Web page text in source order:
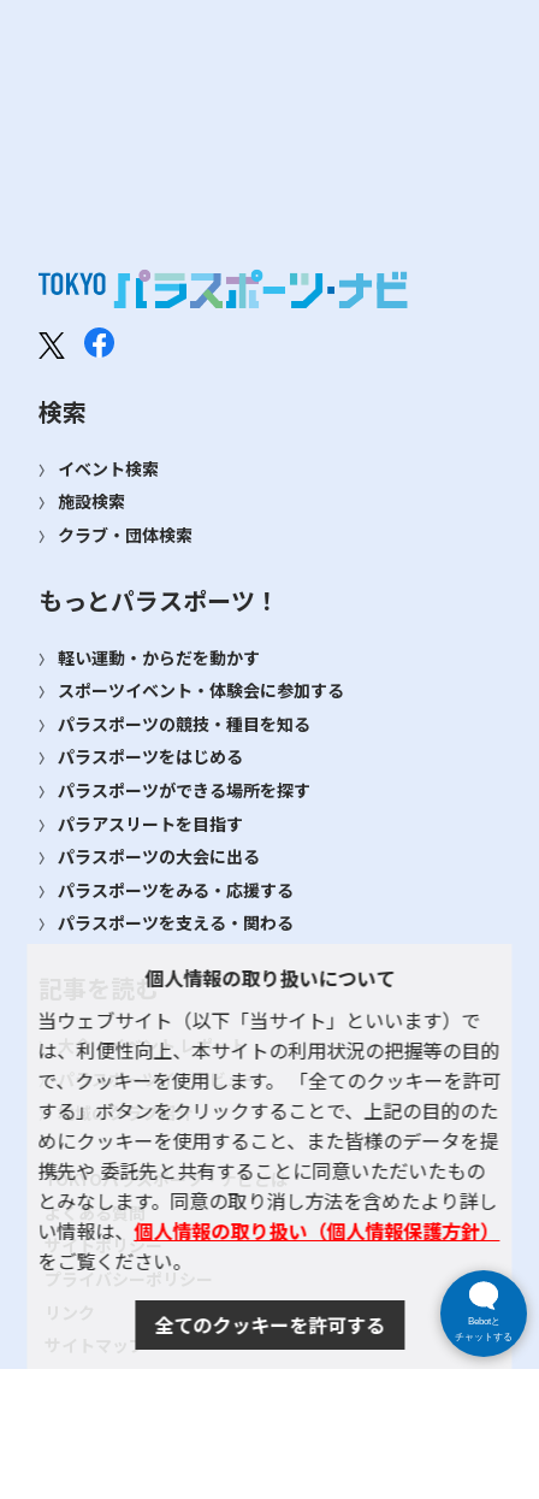
検索
イベント検索
施設検索
クラブ・団体検索
もっとパラスポーツ！
軽い運動・からだを動かす
スポーツイベント・体験会に参加する
パラスポーツの競技・種目を知る
パラスポーツをはじめる
パラスポーツができる場所を探す
パラアスリートを目指す
パラスポーツの大会に出る
パラスポーツをみる・応援する
パラスポーツを支える・関わる
記事を読む
大会・イベント レポート
パラスポーツインタビュー
地域のクラブ紹介
TOKYOパラスポーツ・ナビとは
よくある質問
サイトポリシー
サイトマップ
個人情報の取り扱いについて
当ウェブサイト（以下「当サイト」といいます）で
は、利便性向上、本サイトの利用状況の把握等の目的
で、クッキーを使用します。 「全てのクッキーを許可
する」ボタンをクリックすることで、上記の目的のた
めにクッキーを使用すること、また皆様のデータを提
携先や 委託先と共有することに同意いただいたもの
とみなします。同意の取り消し方法を含めたより詳し
い情報は、個人情報の取り扱い（個人情報保護方針）
をご覧ください。
全てのクッキーを許可する
Bebotと
チャットする